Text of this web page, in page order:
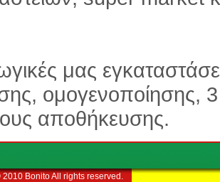
μας
ομογενοποίησης,
αποθήκευσης.
Bonito All rights reserved.